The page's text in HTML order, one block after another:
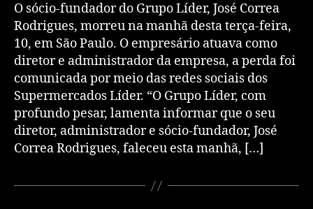
O sócio-fundador do Grupo Líder, José Correa
Rodrigues, morreu na manhã desta terça-feira,
10, em São Paulo. O empresário atuava como
diretor e administrador da empresa, a perda foi
comunicada por meio das redes sociais dos
Supermercados Líder. “O Grupo Líder, com
profundo pesar, lamenta informar que o seu
diretor, administrador e sócio-fundador, José
Correa Rodrigues, faleceu esta manhã, […]